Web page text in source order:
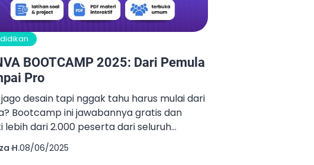
BOOTCAMP 2025: Dari Pemula
Pro
desain tapi nggak tahu harus mulai dari
Bootcamp ini jawabannya gratis dan
lebih dari 2.000 peserta dari seluruh
langka buat kamu yang
belajar desain dari nol hingga mahir,
H.08/06/2025